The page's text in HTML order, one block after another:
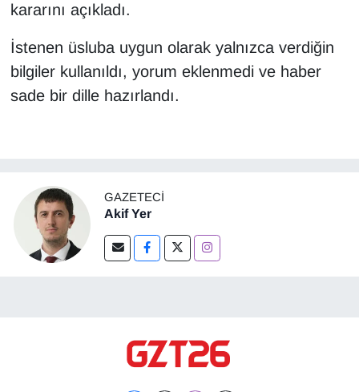
kararını açıkladı.
İstenen üsluba uygun olarak yalnızca verdiğin
bilgiler kullanıldı, yorum eklenmedi ve haber
sade bir dille hazırlandı.
GAZETECI
Akif Yer